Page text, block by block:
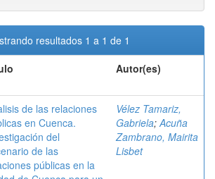
resultados 1 a 1 de 1
Autor(es)
de las relaciones
en Cuenca.
del
de las
públicas en la
Vélez Tamariz,
Gabriela;Acuña
Zambrano, Mairita
Lisbet